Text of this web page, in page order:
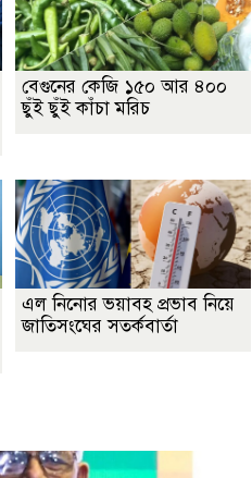
বেগুনের কেজি ১৫০ আর ৪০০
ছুঁই ছুঁই কাঁচা মরিচ
এল নিনোর ভয়াবহ প্রভাব নিয়ে
জাতিসংঘের সতর্কবার্তা